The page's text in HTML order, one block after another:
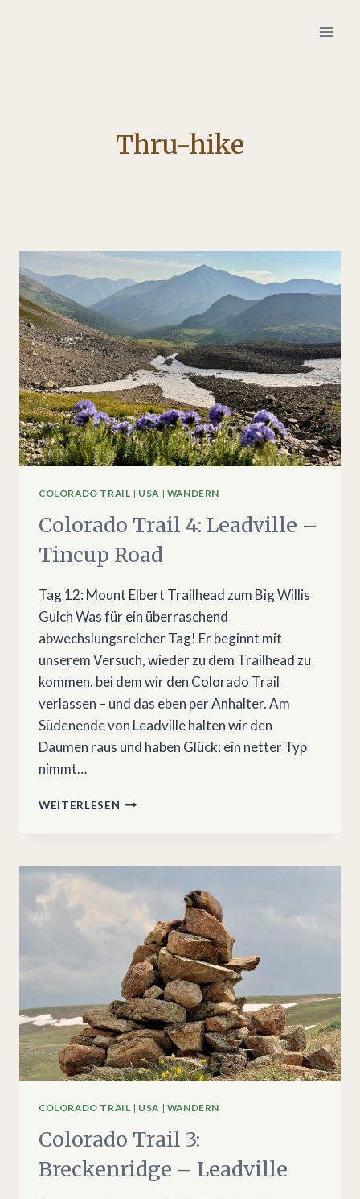
Thru-hike
COLORADO TRAIL | USA | WANDERN
Colorado Trail 4: Leadville –
Tincup Road
Tag 12: Mount Elbert Trailhead zum Big Willis
Gulch Was für ein überraschend
abwechslungsreicher Tag! Er beginnt mit
unserem Versuch, wieder zu dem Trailhead zu
kommen, bei dem wir den Colorado Trail
verlassen – und das eben per Anhalter. Am
Südenende von Leadville halten wir den
Daumen raus und haben Glück: ein netter Typ
nimmt…
WEITERLESEN COLORADO
–
COLORADO TRAIL | USA| WANDERN
Colorado Trail 3:
Breckenridge – Leadville